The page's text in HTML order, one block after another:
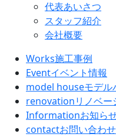
代表あいさつ
スタッフ紹介
会社概要
Works施工事例
Eventイベント情報
model houseモデル
renovationリノベー
Informationお知ら
contactお問い合わせ